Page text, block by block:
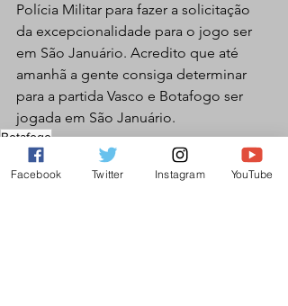
Polícia Militar para fazer a solicitação
da excepcionalidade para o jogo ser
em São Januário. Acredito que até
amanhã a gente consiga determinar
para a partida Vasco e Botafogo ser
jogada em São Januário.
Botafogo
Futebol Masculino
Facebook Twitter Instagram YouTube